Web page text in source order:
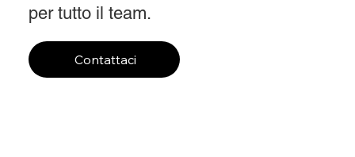
per tutto il team.
Contattaci